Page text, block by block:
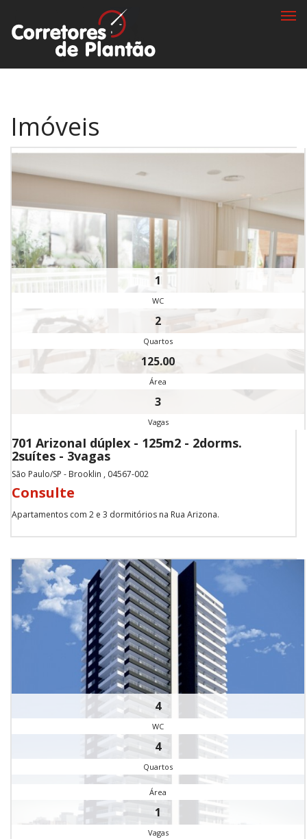
Imóveis
1
WC
2
Quartos
125.00
Área
3
Vagas
701 ArizonaI dúplex - 125m2 - 2dorms.
2suítes - 3vagas
São Paulo/SP - Brooklin , 04567-002
Consulte
Apartamentos com 2 e 3 dormitórios na Rua Arizona.
4
WC
4
Quartos
Área
1
Vagas